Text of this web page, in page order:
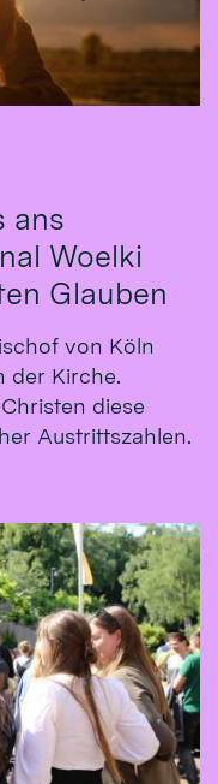
ans
Woelki
Glauben
von Köln
der Kirche.
diese
Austrittszahlen.